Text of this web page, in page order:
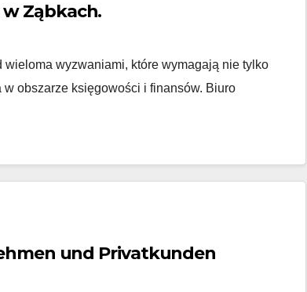
Ząbkach.
wyzwaniami, które wymagają nie tylko
obszarze księgowości i finansów. Biuro
und Privatkunden